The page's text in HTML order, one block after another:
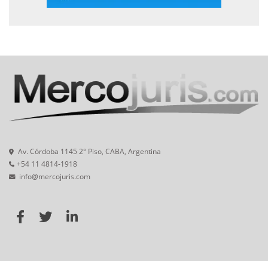
Av. Córdoba 1145 2° Piso, CABA, Argentina
+54 11 4814-1918
info@mercojuris.com